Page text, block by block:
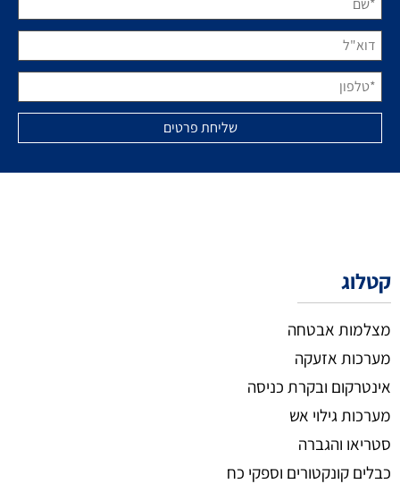
קטלוג
מצלמות אבטחה
מערכות אזעקה
אינטרקום ובקרת כניסה
מערכות גילוי אש
סטריאו והגברה
כבלים קונקטורים וספקי כח